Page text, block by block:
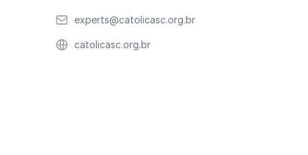
Emailexperts@catolicasc.org.br
Websitecatolicasc.org.br